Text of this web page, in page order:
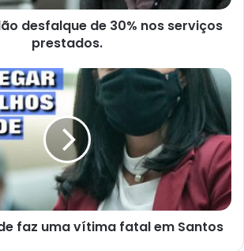
desfalque de 30% nos serviços
prestados.
faz uma vítima fatal em Santos